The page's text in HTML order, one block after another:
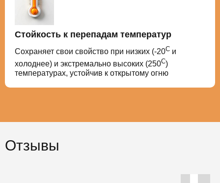
Стойкость к перепадам температур
Сохраняет свои свойство при низких (-20С и
холоднее) и экстремально высоких (250С)
температурах, устойчив к открытому огню
Отзывы